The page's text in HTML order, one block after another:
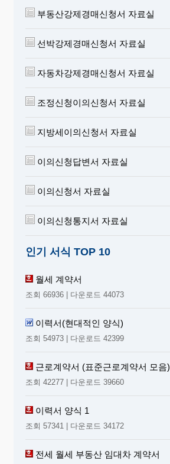
부동산강제경매신청서 자료실
선박강제경매신청서 자료실
자동차강제경매신청서 자료실
조정신청이의신청서 자료실
지방세이의신청서 자료실
이의신청답변서 자료실
이의신청서 자료실
이의신청통지서 자료실
인기 서식 TOP 10
월세 계약서
조회 66936 | 다운로드 44073
이력서(현대적인 양식)
조회 54973 | 다운로드 42399
근로계약서 (표준근로계약서 모음)
조회 42277 | 다운로드 39660
이력서 양식 1
조회 57341 | 다운로드 34172
전세 월세 부동산 임대차 계약서